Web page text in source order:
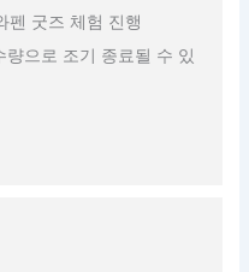
펜 굿즈 체험 진행
으로 조기 종료될 수 있